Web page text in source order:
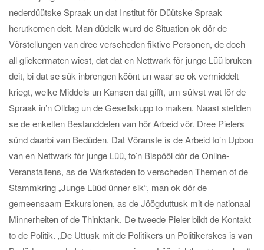
nederdüütske Spraak un dat Institut för Düütske Spraak
herutkomen deit. Man düdelk wurd de Situation ok dör de
Vörstellungen van dree verscheden fiktive Personen, de doch
all gliekermaten wiest, dat dat en Nettwark för junge Lüü bruken
deit, bi dat se sük inbrengen köönt un waar se ok vermiddelt
kriegt, welke Middels un Kansen dat gifft, um sülvst wat för de
Spraak in’n Olldag un de Gesellskupp to maken. Naast stellden
se de enkelten Bestanddelen van hör Arbeid vör. Dree Pielers
sünd daarbi van Bedüden. Dat Vöranste is de Arbeid to’n Upboo
van en Nettwark för junge Lüü, to’n Bispööl dör de Online-
Veranstaltens, as de Warksteden to verscheden Themen of de
Stammkring „Junge Lüüd ünner sik“, man ok dör de
gemeensaam Exkursionen, as de Jöögduttusk mit de nationaal
Minnerheiten of de Thinktank. De tweede Pieler bildt de Kontakt
to de Politik. „De Uttusk mit de Politikers un Politikerskes is van